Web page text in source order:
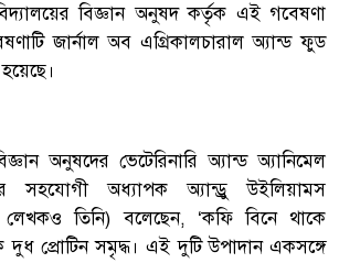
বিজ্ঞান অনুষদ কর্তৃক এই গবেষণা
জার্নাল অব এগ্রিকালচারাল অ্যান্ড ফুড
অনুষদের ভেটেরিনারি অ্যান্ড অ্যানিমেল
সহযোগী অধ্যাপক অ্যান্ড্রু উইলিয়ামস
লেখকও তিনি) বলেছেন, ‘কফি বিনে থাকে
দুধ প্রোটিন সমৃদ্ধ। এই দুটি উপাদান একসঙ্গে